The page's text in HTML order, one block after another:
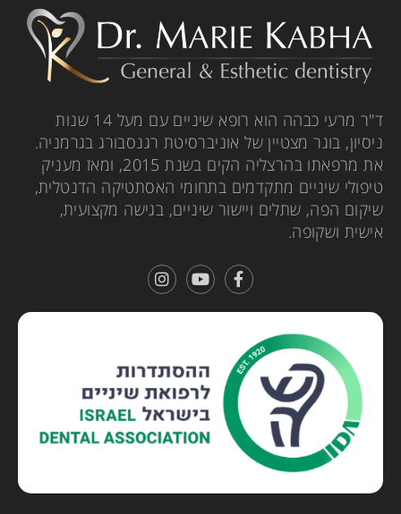
ד"ר מרעי כבהה הוא רופא שיניים עם מעל 14 שנות
ניסיון, בוגר מצטיין של אוניברסיטת רגנסבורג בגרמניה.
את מרפאתו בהרצליה הקים בשנת 2015, ומאז מעניק
טיפולי שיניים מתקדמים בתחומי האסתטיקה הדנטלית,
שיקום הפה, שתלים ויישור שיניים, בגישה מקצועית,
אישית ושקופה.